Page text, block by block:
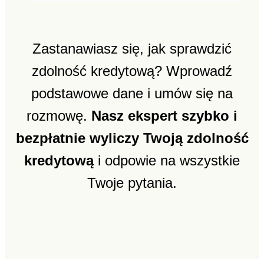
Zastanawiasz się, jak sprawdzić
zdolność kredytową? Wprowadź
podstawowe dane i umów się na
rozmowę. Nasz ekspert szybko i
bezpłatnie wyliczy Twoją zdolność
kredytowąi odpowie na wszystkie
Twoje pytania.